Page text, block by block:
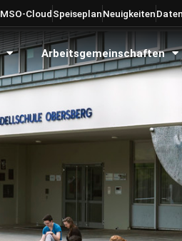
MSO-CloudSpeiseplanNeuigkeiten
Arbeitsgemeinschaften